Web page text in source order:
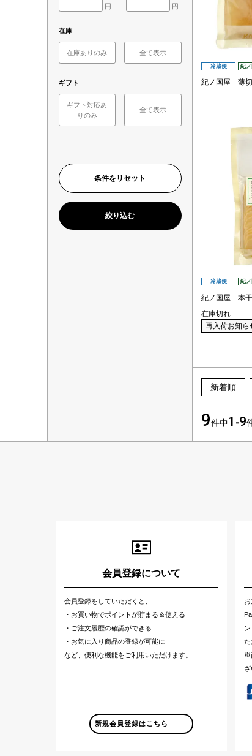
円
円
在庫
在庫ありのみ 全て表示
ギフト
ギフト対応あ
りのみ
全て表示
冷蔵便 紀
紀ノ国屋 薄
冷蔵便 紀
紀ノ国屋 本干
在庫切れ
再入荷お知ら
新着順
9件中1 -9
会員登録について
会員登録をしていただくと、
・お買い物でポイントが貯まる＆使える
・ご注文履歴の確認ができる
・お気に入り商品の登録が可能に
など、便利な機能をご利用いただけます。
新規会員登録はこちら
た
※
ざ